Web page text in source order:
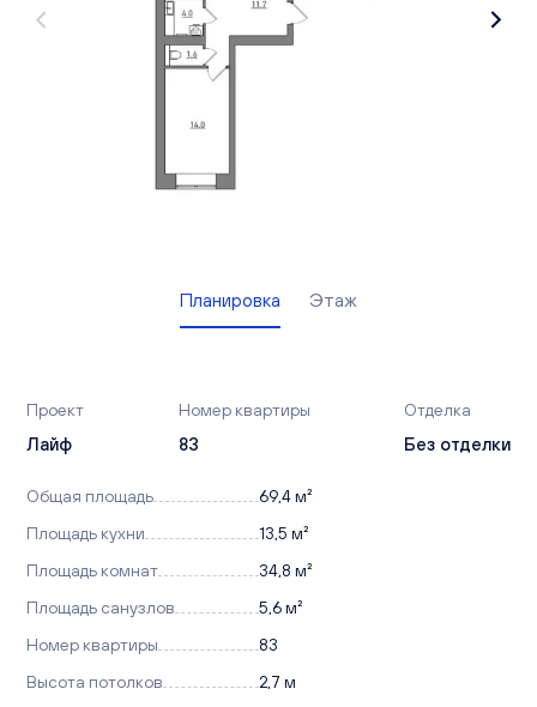
Вакансии
Офисы продаж
Планировка Этаж
Проект
Лайф
Номер квартиры
83
Отделка
Без отделки
Общая площадь
69,4 м²
Площадь кухни
13,5 м²
Площадь комнат
34,8 м²
Площадь санузлов
5,6 м²
Номер квартиры
83
Высота потолков
2,7 м